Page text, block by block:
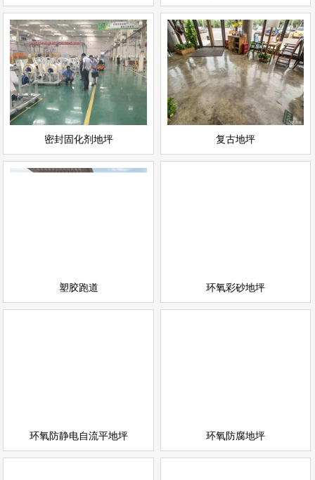
密封固化剂地坪
密封固化剂地坪
耐磨地坪
立即询问
复古地坪
复古地坪
环氧地坪
查看详情
立即询问
塑胶跑道
塑胶跑道
环氧彩砂地坪
环氧防静电自流平地坪
环氧防静电自流平地坪
环氧防腐地坪